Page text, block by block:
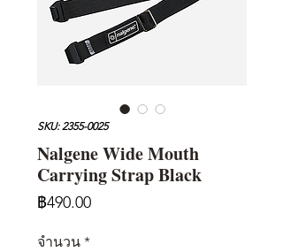
SKU: 2355-0025
Nalgene Wide Mouth
Carrying Strap Black
฿490.00ราคา
จำนวน *